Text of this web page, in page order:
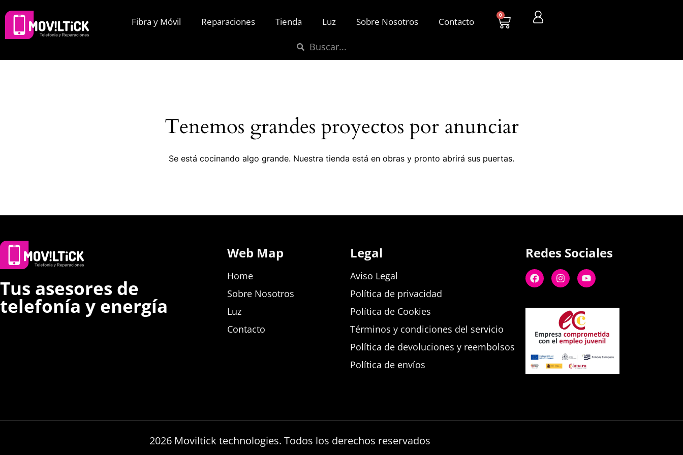
Fibra y Móvil Reparaciones Tienda Luz Sobre Nosotros Contacto
0
Tenemos grandes proyectos por anunciar
Se está cocinando algo grande. Nuestra tienda está en obras y pronto abrirá sus puertas.
Tus asesores de
telefonía y energía
Web Map
Home
Sobre Nosotros
Luz
Contacto
Legal
Aviso Legal
Política de privacidad
Política de Cookies
Términos y condiciones del servicio
Política de devoluciones y reembolsos
Política de envíos
Redes Sociales
2026 Moviltick technologies. Todos los derechos reservados